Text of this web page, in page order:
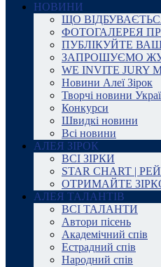
НОВИНИ
ЩО
ФОТОГАЛЕРЕЯ
ПУБЛІКУЙТЕ
ЗАПРОШУЄМО
WE INVITE JURY
Новини Алеї Зірок
Творчі новини
Конкурси
Швидкі новини
Всі новини
АЛЕЯ ЗІРОК
ВСІ ЗІРКИ
STAR CHART |
ОТРИМАЙТЕ
АЛЕЯ ТАЛАНТІВ
ВСІ ТАЛАНТИ
Автори пісень
Академічний спів
Естрадний спів
Народний спів